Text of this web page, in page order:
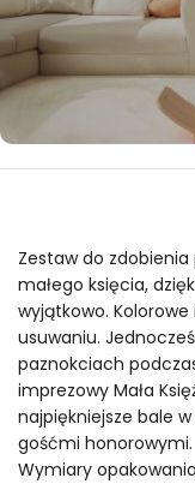
Zestaw do zdobienia
małego księcia,
wyjątkowo. Kolorowe
usuwaniu.
paznokciach
imprezowy Mała
najpiękniejsze bale
gośćmi honorowymi.
Wymiary